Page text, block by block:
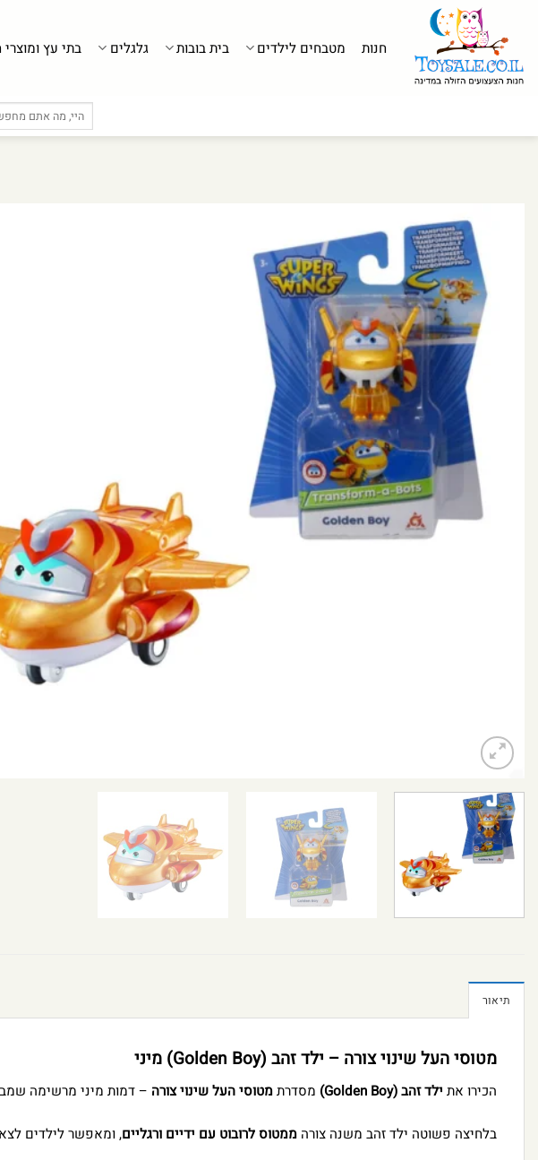
חנות
מטבחים לילדים בית בובות גלגלים בתי עץ
עבור:
תיאור
מטוסי העל שינוי צורה – ילד זהב (Golden Boy) מיני
הכירו את ילד זהב (Golden Boy) מסדרתמטוסי העל שינוי צורה – דמות מיני מרשימה
בלחיצה פשוטה ילד זהב משנה צורה ממטוס לרובוט עם ידיים ורגליים, ומאפשר לילדים